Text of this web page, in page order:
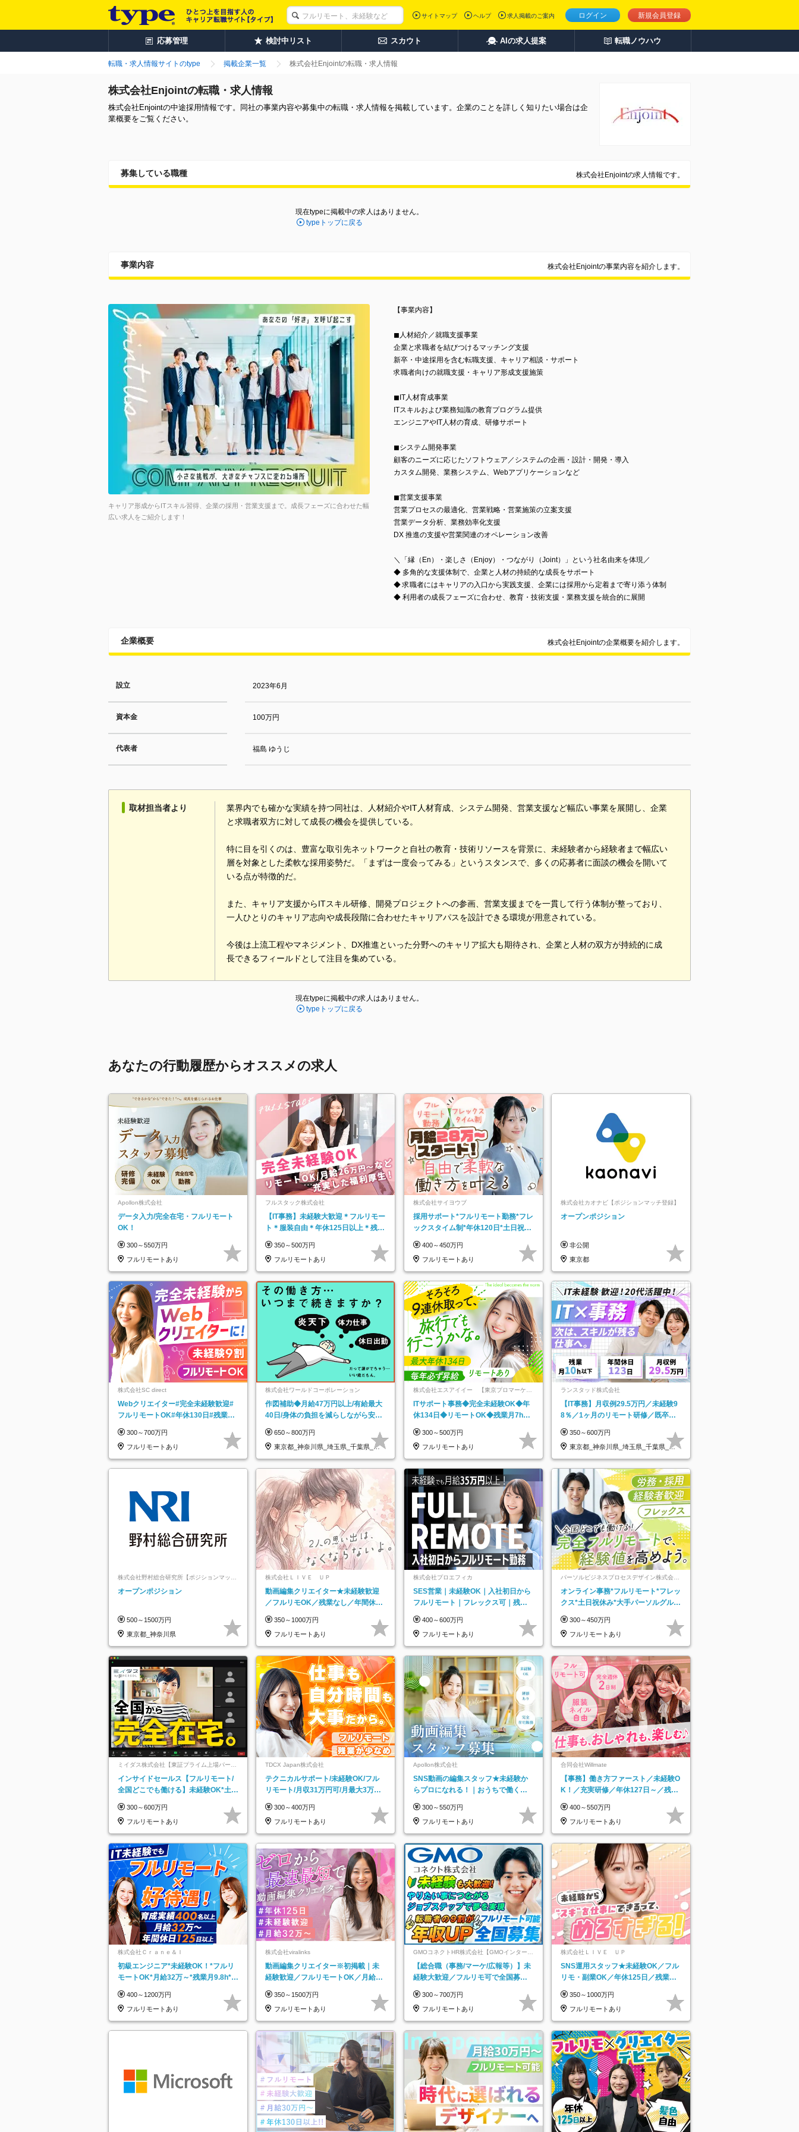
ログイン 新規会員登録
サイトマップ ヘルプ 求人掲載のご案内
応募管理 検討中リスト スカウト AIの求人提案 転職ノウハウ
転職・求人情報サイトのtype 掲載企業一覧 株式会社Enjointの転職・求人情報
株式会社Enjointの転職・求人情報
株式会社Enjointの中途採用情報です。同社の事業内容や募集中の転職・求人情報を掲載しています。企業のことを詳しく知りたい場合は企
業概要をご覧ください。
募集している職種 株式会社Enjointの求人情報です。
現在typeに掲載中の求人はありません。
typeトップに戻る
事業内容 株式会社Enjointの事業内容を紹介します。
キャリア形成からITスキル習得、企業の採用・営業支援まで。成長フェーズに合わせた幅
広い求人をご紹介します！
【事業内容】
◼︎人材紹介／就職支援事業
企業と求職者を結びつけるマッチング支援
新卒・中途採用を含む転職支援、キャリア相談・サポート
求職者向けの就職支援・キャリア形成支援施策
◼︎IT人材育成事業
ITスキルおよび業務知識の教育プログラム提供
エンジニアやIT人材の育成、研修サポート
◼︎システム開発事業
顧客のニーズに応じたソフトウェア／システムの企画・設計・開発・導入
カスタム開発、業務システム、Webアプリケーションなど
◼︎営業支援事業
営業プロセスの最適化、営業戦略・営業施策の立案支援
営業データ分析、業務効率化支援
DX 推進の支援や営業関連のオペレーション改善
＼「縁（En）・楽しさ（Enjoy）・つながり（Joint）」という社名由来を体現／
◆ 多角的な支援体制で、企業と人材の持続的な成長をサポート
◆ 求職者にはキャリアの入口から実践支援、企業には採用から定着まで寄り添う体制
◆ 利用者の成長フェーズに合わせ、教育・技術支援・業務支援を統合的に展開
企業概要 株式会社Enjointの企業概要を紹介します。
設立 2023年6月
資本金 100万円
代表者 福島 ゆうじ
取材担当者より
業界内でも確かな実績を持つ同社は、人材紹介やIT人材育成、システム開発、営業支援など幅広い事業を展開し、企業
と求職者双方に対して成長の機会を提供している。
特に目を引くのは、豊富な取引先ネットワークと自社の教育・技術リソースを背景に、未経験者から経験者まで幅広い
層を対象とした柔軟な採用姿勢だ。「まずは一度会ってみる」というスタンスで、多くの応募者に面談の機会を開いて
いる点が特徴的だ。
また、キャリア支援からITスキル研修、開発プロジェクトへの参画、営業支援までを一貫して行う体制が整っており、
一人ひとりのキャリア志向や成長段階に合わせたキャリアパスを設計できる環境が用意されている。
今後は上流工程やマネジメント、DX推進といった分野へのキャリア拡大も期待され、企業と人材の双方が持続的に成
長できるフィールドとして注目を集めている。
現在typeに掲載中の求人はありません。
typeトップに戻る
あなたの行動履歴からオススメの求人
Apollon株式会社
データ入力/完全在宅・フルリモート
OK！
300～550万円
フルリモートあり
フルスタック株式会社
【IT事務】未経験大歓迎＊フルリモー
ト＊服装自由＊年休125日以上＊残業
350～500万円
フルリモートあり
株式会社サイヨウブ
採用サポート*フルリモート勤務*フレ
ックスタイム制*年休120日*土日祝休
400～450万円
フルリモートあり
株式会社カオナビ【ポジションマッチ登録】
オープンポジション
非公開
東京都
株式会社SC direct
Webクリエイター#完全未経験歓迎#
フルリモートOK#年休130日#残業月
300～700万円
フルリモートあり
株式会社ワールドコーポレーション
作図補助◆月給47万円以上/有給最大
40日/身体の負担を減らしながら安定
650～800万円
東京都_神奈川県_埼玉県_千葉県_大
阪府…
株式会社エスアイイー 【東京プロマーケッ
ITサポート事務◆完全未経験OK◆年
休134日◆リモートOK◆残業月7h以
300～500万円
フルリモートあり
ランスタッド株式会社
【IT事務】月収例29.5万円／未経験9
8％／1ヶ月のリモート研修／既卒・
350～600万円
東京都_神奈川県_埼玉県_千葉県_大
阪府…
株式会社野村総合研究所【ポジションマッチ
オープンポジション
500～1500万円
東京都_神奈川県
株式会社ＬＩＶＥ ＵＰ
動画編集クリエイター★未経験歓迎
／フルリモOK／残業なし／年間休日
実で安心
350～1000万円
フルリモートあり
株式会社プロエフィカ
SES営業｜未経験OK｜入社初日から
フルリモート｜フレックス可｜残業
ー
400～600万円
フルリモートあり
パーソルビジネスプロセスデザイン株式会
社 事業開発本部
オンライン事務*フルリモート*フレッ
クス*土日祝休み*大手パーソルグルー
300～450万円
フルリモートあり
ミイダス株式会社【東証プライム上場パーソ
インサイドセールス【フルリモート/
全国どこでも働ける】未経験OK*土日
300～600万円
フルリモートあり
TDCX Japan株式会社
テクニカルサポート/未経験OK/フル
リモート/月収31万円可/月最大3万の
300～400万円
フルリモートあり
Apollon株式会社
SNS動画の編集スタッフ★未経験か
らプロになれる！｜おうちで働くフ
300～550万円
フルリモートあり
合同会社Willmate
【事務】働き方ファースト／未経験O
K！／充実研修／年休127日～／残業
400～550万円
フルリモートあり
株式会社Ｃｒａｎｅ＆Ｉ
初級エンジニア*未経験OK！*フルリ
モートOK*月給32万～*残業月9.8h*1
400～1200万円
フルリモートあり
株式会社viralinks
動画編集クリエイター※初掲載｜未
経験歓迎／フルリモートOK／月給32
350～1500万円
フルリモートあり
GMOコネクトHR株式会社【GMOインターネ
ットグループ】
【総合職（事務/マーケ/広報等）】未
経験大歓迎／フルリモ可で全国募
★
300～700万円
フルリモートあり
株式会社ＬＩＶＥ ＵＰ
SNS運用スタッフ★未経験OK／フル
リモ・副業OK／年休125日／残業な
350～1000万円
フルリモートあり